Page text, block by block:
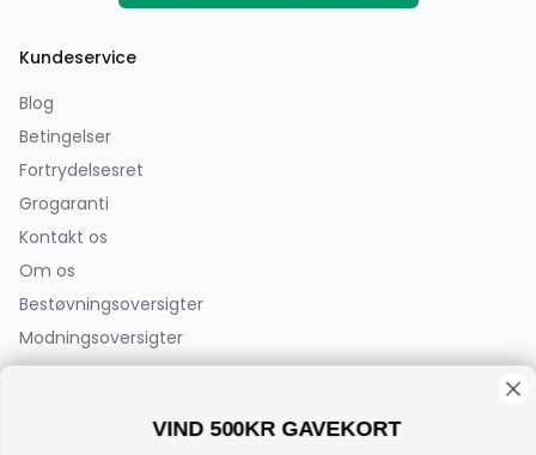
Kundeservice
Blog
Betingelser
Fortrydelsesret
Grogaranti
Kontakt os
Om os
Bestøvningsoversigter
Modningsoversigter
VIND 500KR GAVEKORT